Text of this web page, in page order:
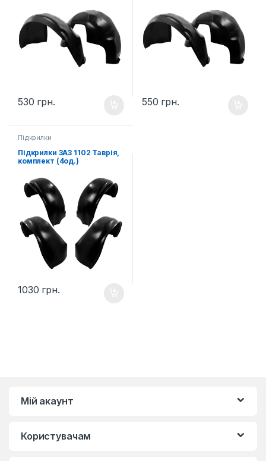
530 грн. 550 грн.
Підкрилки
Підкрилки ЗАЗ 1102 Таврія,
комплект (4од.)
1030 грн.
Мій акаунт
Користувачам